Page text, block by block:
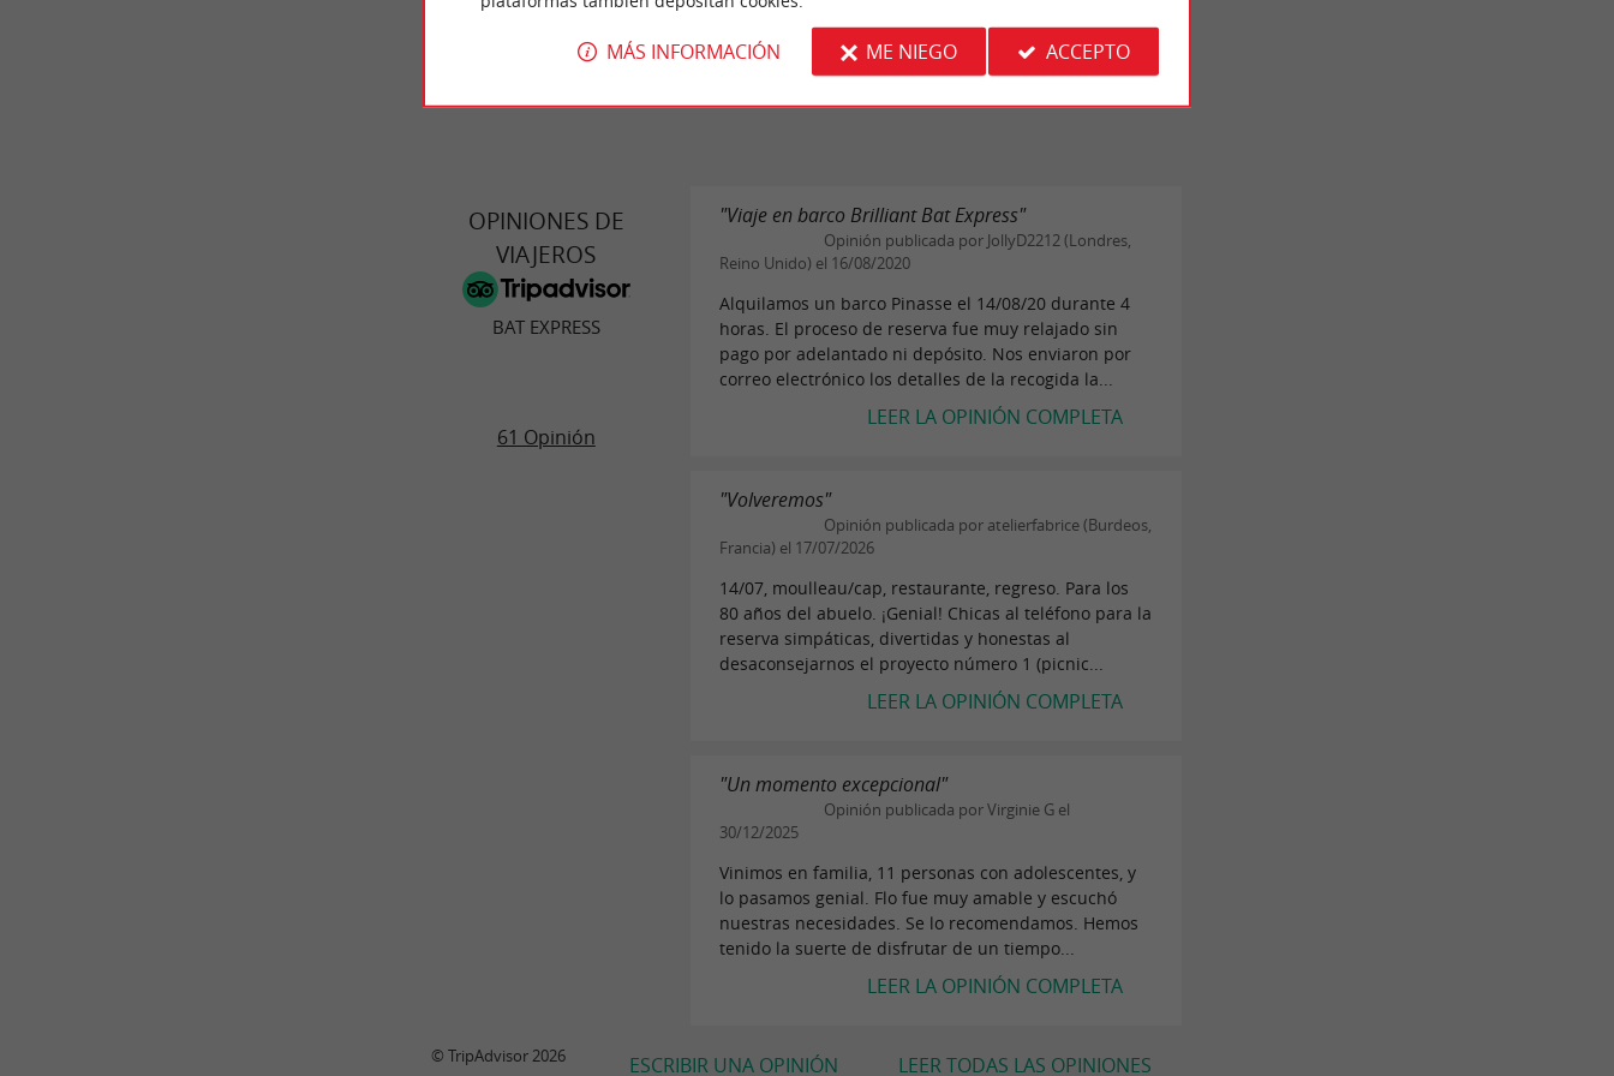
interesante durante el trayecto.
LEER TODAS LAS OPINIONES
ESCRIBIR UNA OPINIÓN
OPINIONES DE
VIAJEROS
BAT EXPRESS
61 Opinión
"Viaje en barco Brilliant Bat Express"
Opinión publicada por JollyD2212 (Londres,
Reino Unido) el 16/08/2020
Alquilamos un barco Pinasse el 14/08/20 durante 4
horas. El proceso de reserva fue muy relajado sin
pago por adelantado ni depósito. Nos enviaron por
correo electrónico los detalles de la recogida la...
LEER LA OPINIÓN COMPLETA
"Volveremos"
Opinión publicada por atelierfabrice (Burdeos,
Francia) el 17/07/2026
14/07, moulleau/cap, restaurante, regreso. Para los
80 años del abuelo. ¡Genial! Chicas al teléfono para la
reserva simpáticas, divertidas y honestas al
desaconsejarnos el proyecto número 1 (picnic...
LEER LA OPINIÓN COMPLETA
"Un momento excepcional"
Opinión publicada por Virginie G el
30/12/2025
Vinimos en familia, 11 personas con adolescentes, y
lo pasamos genial. Flo fue muy amable y escuchó
nuestras necesidades. Se lo recomendamos. Hemos
tenido la suerte de disfrutar de un tiempo...
LEER LA OPINIÓN COMPLETA
LEER TODAS LAS OPINIONES
ESCRIBIR UNA OPINIÓN
© TripAdvisor 2026
MÁS INFORMACIÓN ME NIEGO ACCEPTO